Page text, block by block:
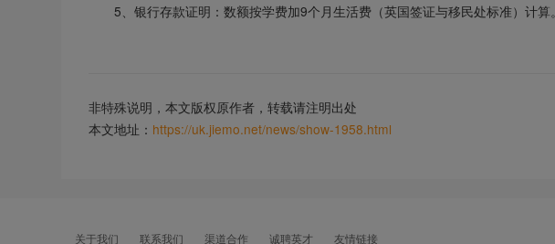
5、银行存款证明：数额按学费加9个月生活费（英国签证与移民处标准）计算。
非特殊说明，本文版权原作者，转载请注明出处
本文地址： https://uk.jiemo.net/news/show-1958.html
关于我们 联系我们 渠道合作 诚聘英才 友情链接